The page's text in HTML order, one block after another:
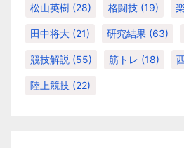
松山英樹 (28) 格闘技 (19)
田中将大 (21) 研究結果 (63)
競技解説 (55) 筋トレ (18)
陸上競技 (22)